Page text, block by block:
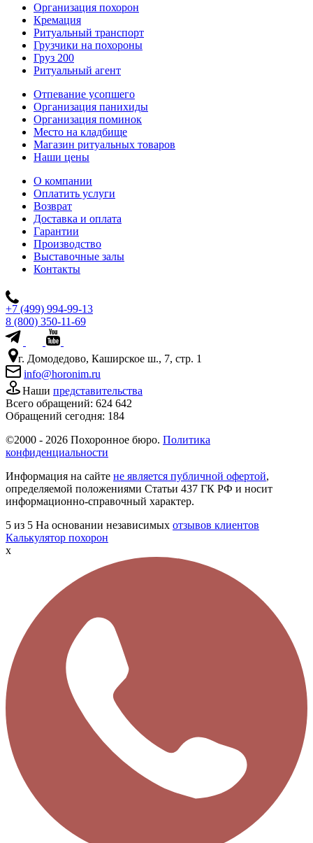
Организация похорон
Кремация
Ритуальный транспорт
Грузчики на похороны
Груз 200
Ритуальный агент
Отпевание усопшего
Организация панихиды
Организация поминок
Место на кладбище
Магазин ритуальных товаров
Наши цены
О компании
Оплатить услуги
Возврат
Доставка и оплата
Гарантии
Производство
Выставочные залы
Контакты
+7 (499) 994-99-13
8 (800) 350-11-69
г. Домодедово, Каширское ш., 7, стр. 1
info@horonim.ru
Наши представительства
Всего обращений: 624 642
Обращений сегодня: 184
©2000 - 2026 Похоронное бюро. Политика
конфиденциальности
Информация на сайте не является публичной офертой,
определяемой положениями Статьи 437 ГК РФ и носит
информационно-справочный характер.
5 из 5 На основании независимых отзывов клиентов
Калькулятор похорон
x